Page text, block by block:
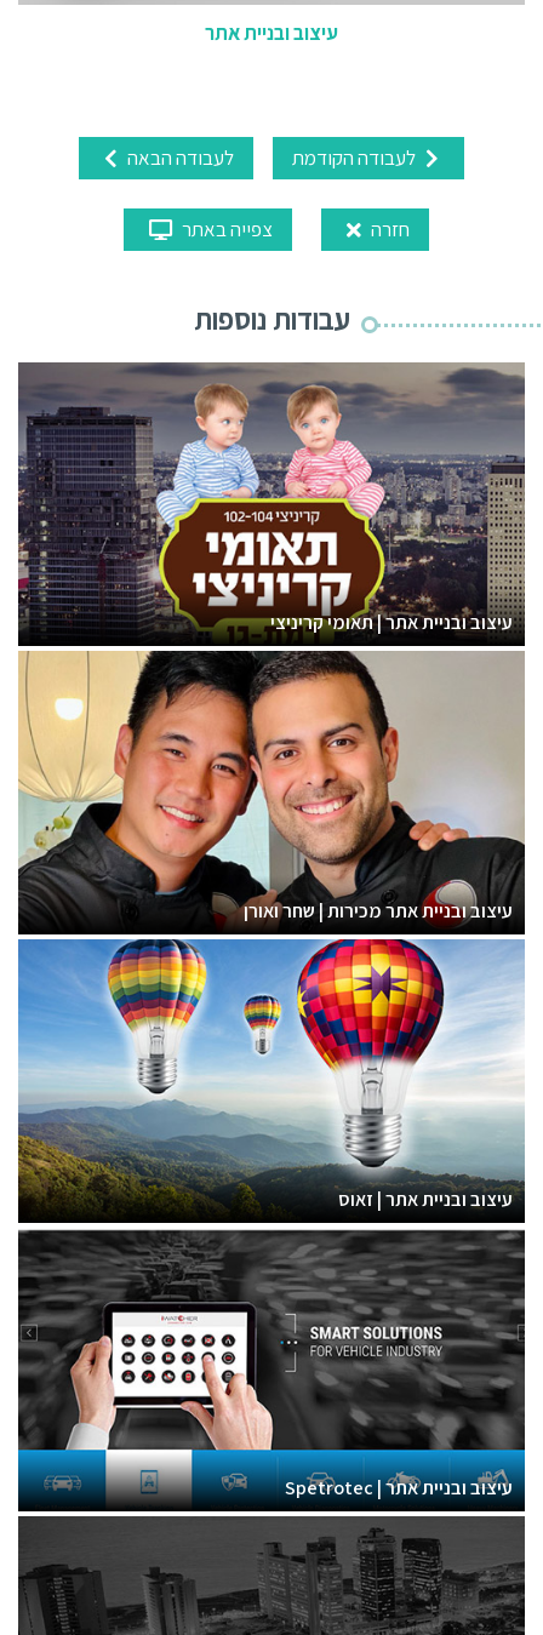
עיצוב ובניית אתר
לעבודה הבאה
צפייה באתר חזרה
עבודות נוספות
עיצוב ובניית אתר | תאומי קריניצי
עיצוב ובניית אתר מכירות | שחר ואורן
עיצוב ובניית אתר | זאוס
עיצוב ובניית אתר | Spetrotec